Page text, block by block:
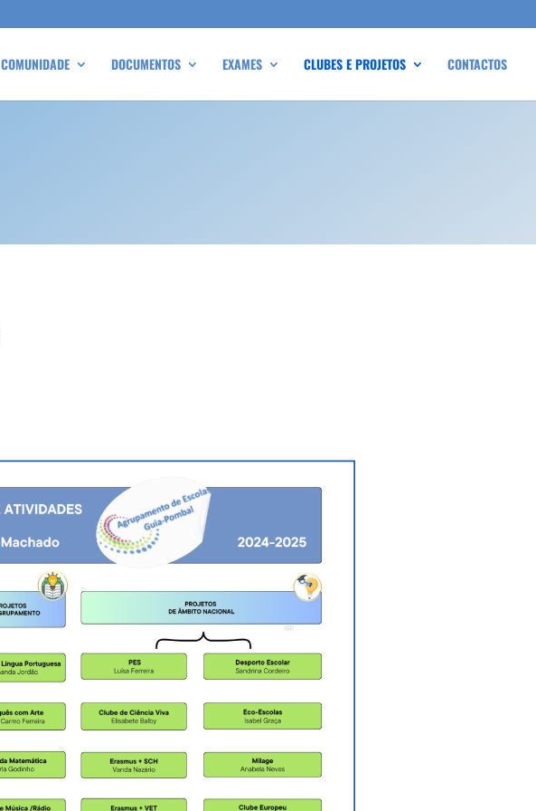
COMUNIDADE DOCUMENTOS EXAMES CLUBES E PROJETOS CONTACTOS